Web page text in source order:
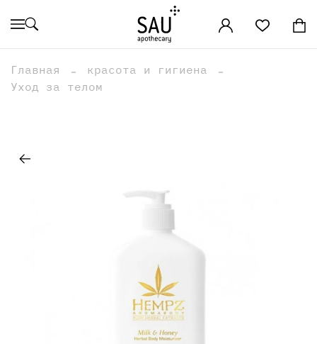
Главная
красота и гигиена
Уход за телом